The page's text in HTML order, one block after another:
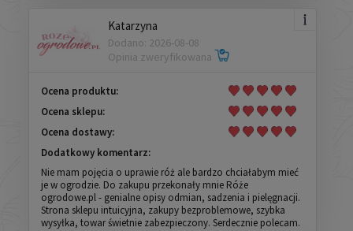
Katarzyna
Dodano: 2026-08-08
Opinia zweryfikowana
Ocena produktu:
Ocena sklepu:
Ocena dostawy:
Dodatkowy komentarz:
Nie mam pojęcia o uprawie róż ale bardzo chciałabym mieć
je w ogrodzie. Do zakupu przekonały mnie Róże
ogrodowe.pl - genialne opisy odmian, sadzenia i pielęgnacji.
Strona sklepu intuicyjna, zakupy bezproblemowe, szybka
wysyłka, towar świetnie zabezpieczony. Serdecznie polecam.